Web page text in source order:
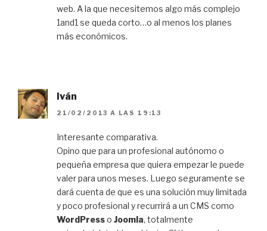
web. A la que necesitemos algo más complejo
1and1 se queda corto…o al menos los planes
más económicos.
Iván
21/02/2013 A LAS 19:13
Interesante comparativa.
Opino que para un profesional autónomo o
pequeña empresa que quiera empezar le puede
valer para unos meses. Luego seguramente se
dará cuenta de que es una solución muy limitada
y poco profesional y recurrirá a un CMS como
WordPresso Joomla, totalmente